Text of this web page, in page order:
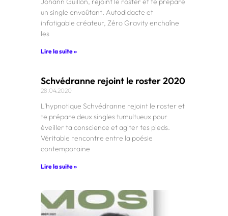
un single envoûtant. Autodidacte et
infatigable créateur, Zéro Gravity enchaîne
les
Lire la suite »
Schvédranne rejoint le roster 2020
28.04.2020
L’hypnotique Schvédranne rejoint le roster et
te prépare deux singles tumultueux pour
éveiller ta conscience et agiter tes pieds.
Véritable rencontre entre la poésie
contemporaine
Lire la suite »